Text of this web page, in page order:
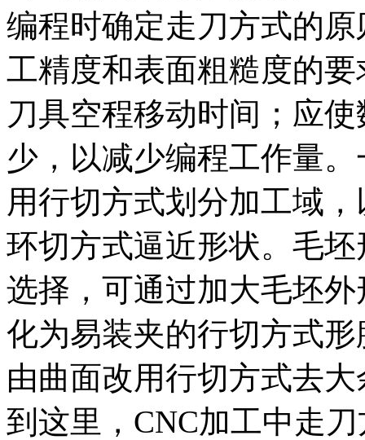
编程时确定走刀方式的
工精度和表面粗糙度的
刀具空程移动时间；应
少，以减少编程工作量
用行切方式划分加工域
环切方式逼近形状。毛
选择，可通过加大毛坯
化为易装夹的行切方式
由曲面改用行切方式去
到这里，CNC加工中走